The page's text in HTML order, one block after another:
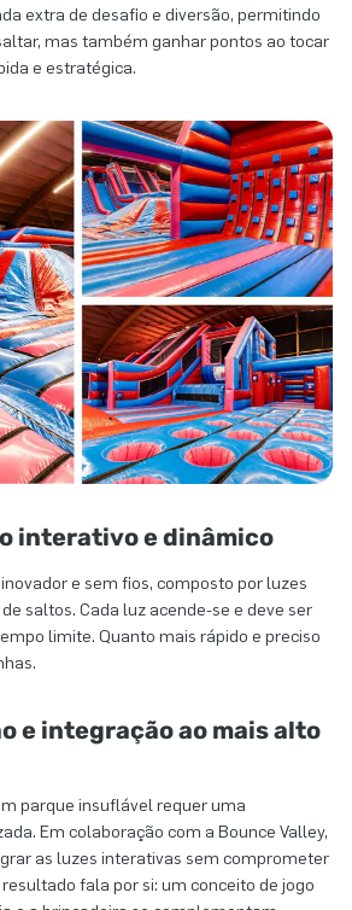
extra de desafio e diversão, permitindo
mas também ganhar pontos ao tocar
e estratégica.
interativo e dinâmico
e sem fios, composto por luzes
saltos. Cada luz acende-se e deve ser
limite. Quanto mais rápido e preciso
e integração ao mais alto
parque insuflável requer uma
Em colaboração com a Bounce Valley,
as luzes interativas sem comprometer
fala por si: um conceito de jogo